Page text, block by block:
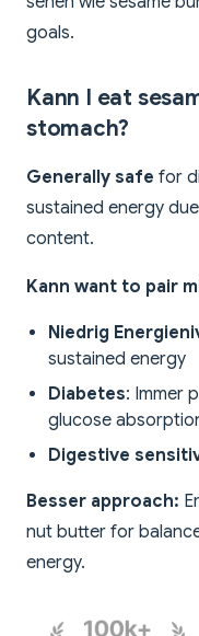
goals.
Kann I eat
stomach?
Generally safe for
sustained energy
content.
Kann want to pair
Niedrig
sustained energy
Diabetes: Immer
glucose
Digestive
Besser approach:
nut butter for
energy.